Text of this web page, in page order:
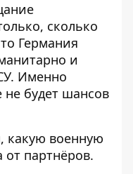
сколько
Германия
и
Именно
будет шансов
какую военную
от партнёров.